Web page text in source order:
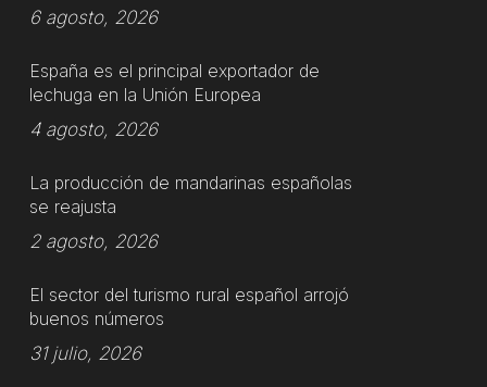
6 agosto, 2026
España es el principal exportador de
lechuga en la Unión Europea
4 agosto, 2026
La producción de mandarinas españolas
se reajusta
2 agosto, 2026
El sector del turismo rural español arrojó
buenos números
31 julio, 2026